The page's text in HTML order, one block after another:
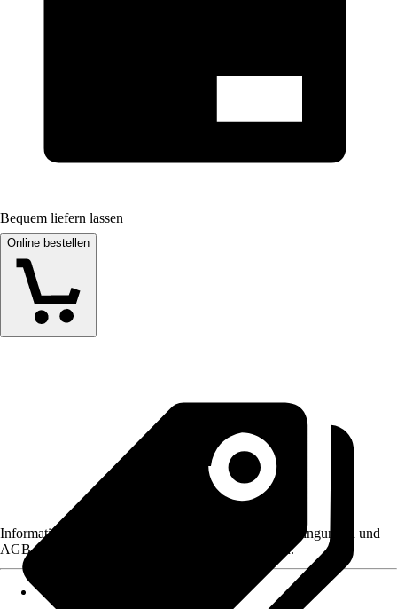
Bequem liefern lassen
Online bestellen
Informationen des Verkäufers, wie z. B. Rückgabebedingungen und
AGB, finden Sie bei Klick auf den Verkäufernamen.